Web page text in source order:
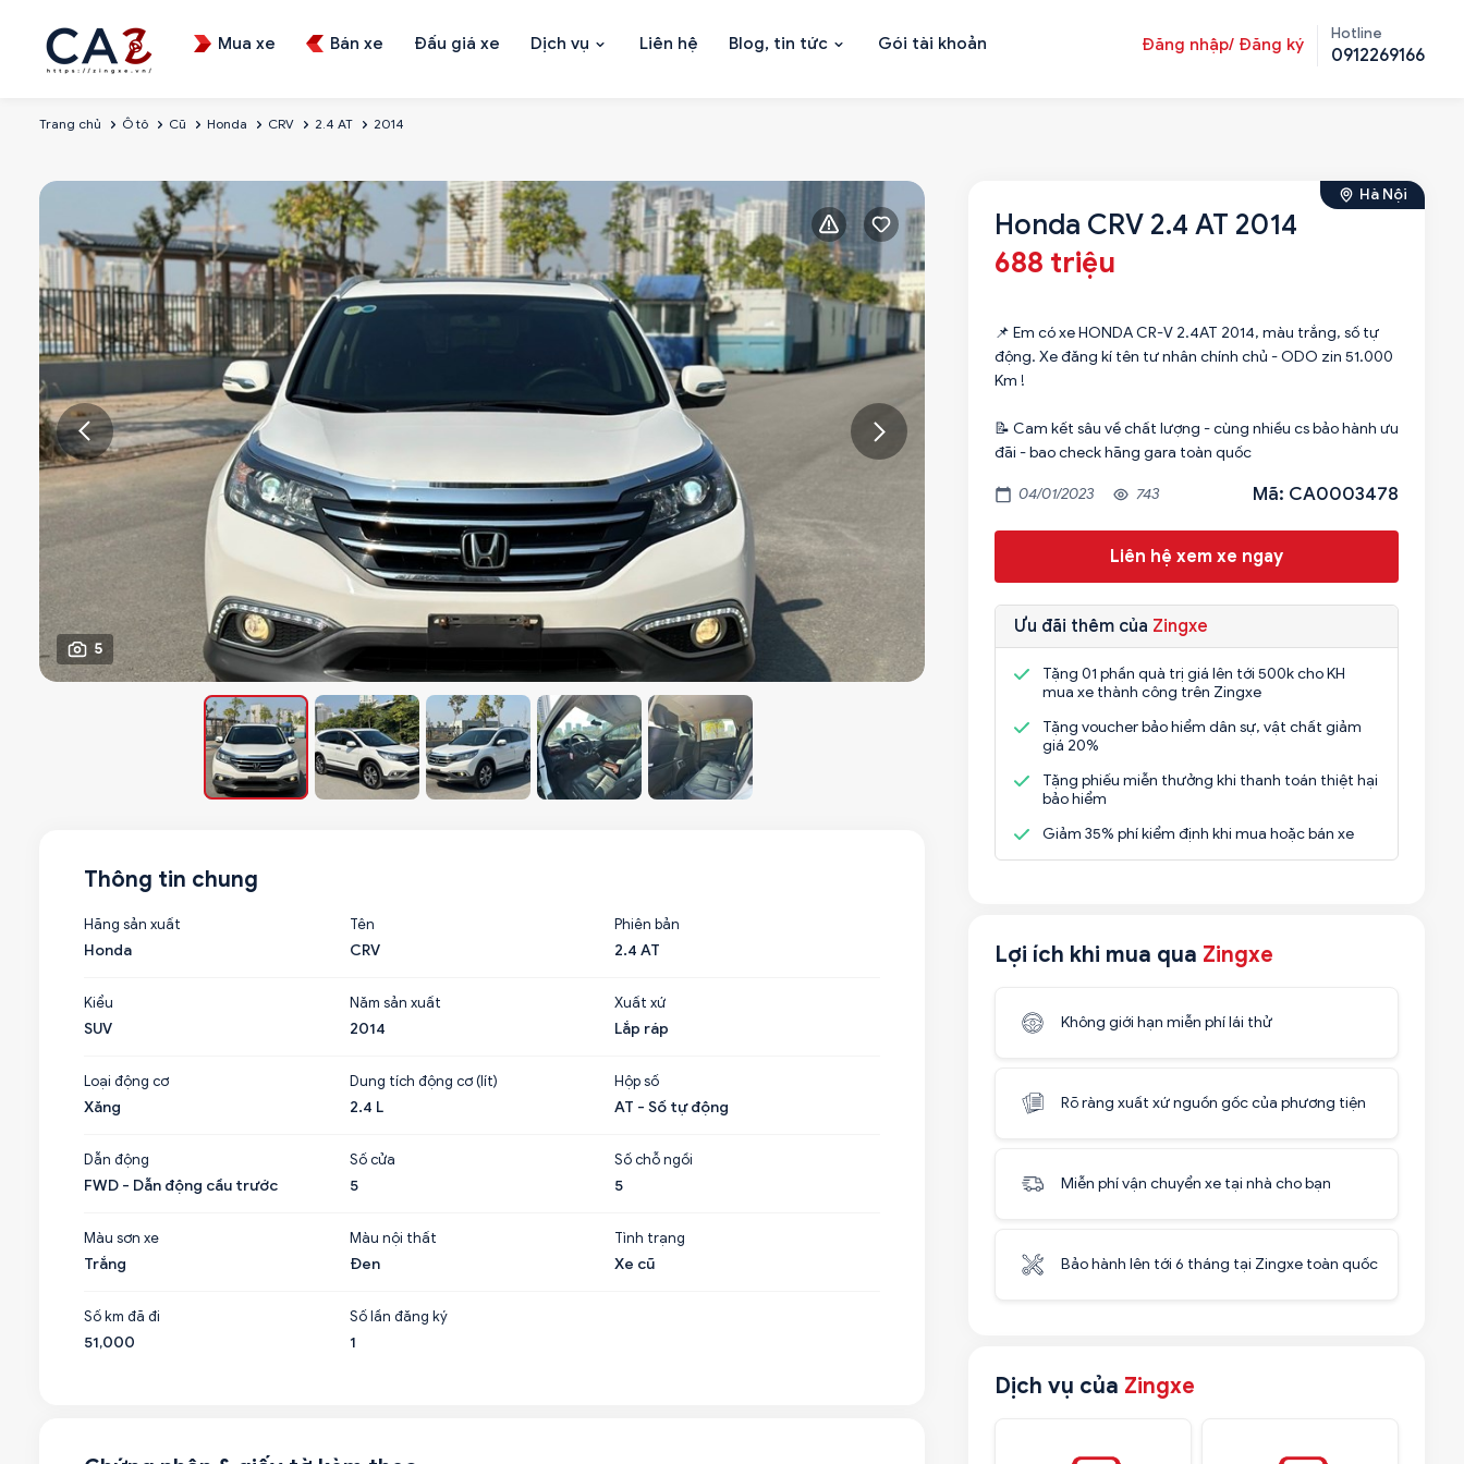
Mua xe Bán xe Đấu giá xe Dịch vụ Liên hệ Blog, tin tức Gói tài khoản Đăng nhập/ Đăng ký
Hotline
0912269166
Trang chủ Ô tô Cũ Honda CRV 2.4 AT 2014
5
Hà Nội
Honda CRV 2.4 AT 2014
688 triệu
📌 Em có xe HONDA CR-V 2.4AT 2014, màu trắng, số tự
động. Xe đăng kí tên tư nhân chính chủ - ODO zin 51.000
Km !
📝 Cam kết sâu về chất lượng - cùng nhiều cs bảo hành ưu
đãi - bao check hãng gara toàn quốc
04/01/2023 743 Mã: CA0003478
Liên hệ xem xe ngay
Ưu đãi thêm của Zingxe
Tặng 01 phần quà trị giá lên tới 500k cho KH
mua xe thành công trên Zingxe
Tặng voucher bảo hiểm dân sự, vật chất giảm
giá 20%
Tặng phiếu miễn thưởng khi thanh toán thiệt hại
bảo hiểm
Giảm 35% phí kiểm định khi mua hoặc bán xe
Lợi ích khi mua qua Zingxe
Không giới hạn miễn phí lái thử
Rõ ràng xuất xứ nguồn gốc của phương tiện
Miễn phí vận chuyển xe tại nhà cho bạn
Bảo hành lên tới 6 tháng tại Zingxe toàn quốc
Dịch vụ của Zingxe
Thông tin chung
Hãng sản xuất
Honda
Tên
CRV
Phiên bản
2.4 AT
Kiểu
SUV
Năm sản xuất
2014
Xuất xứ
Lắp ráp
Loại động cơ
Xăng
Dung tích động cơ (lít)
2.4 L
Hộp số
AT - Số tự động
Dẫn động
FWD - Dẫn động cầu trước
Số cửa
5
Số chỗ ngồi
5
Màu sơn xe
Trắng
Màu nội thất
Đen
Tình trạng
Xe cũ
Số km đã đi
51,000
Số lần đăng ký
1